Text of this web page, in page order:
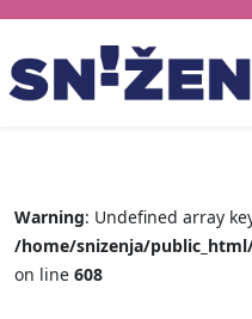
Warning: Undefined array
/home/snizenja/
on line 608